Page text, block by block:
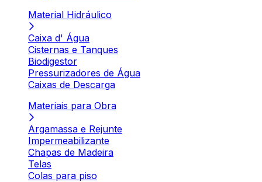
Material Hidráulico
Caixa d' Água
Cisternas e Tanques
Biodigestor
Pressurizadores de Água
Caixas de Descarga
Materiais para Obra
Argamassa e Rejunte
Impermeabilizante
Chapas de Madeira
Telas
Colas para piso